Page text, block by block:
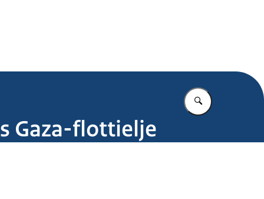
Vul in wat u
Gaza-flottielje